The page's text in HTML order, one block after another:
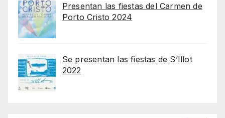
Presentan las fiestas del Carmen de
Porto Cristo 2024
Se presentan las fiestas de S’Illot
2022